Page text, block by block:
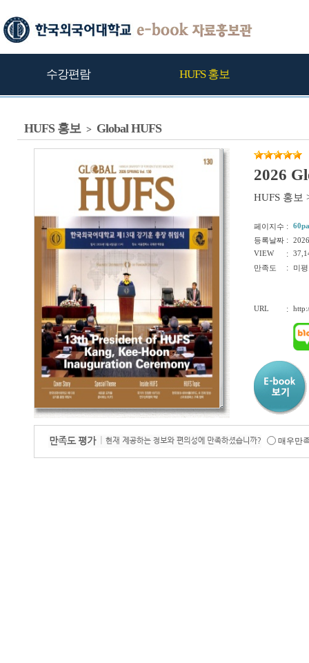
수강편람 HUFS 홍보
HUFS 홍보 > Global HUFS
2026
HUFS 홍보
페이지수 :
등록날짜 :
VIEW
:
만족도
: 미
URL :
매우만